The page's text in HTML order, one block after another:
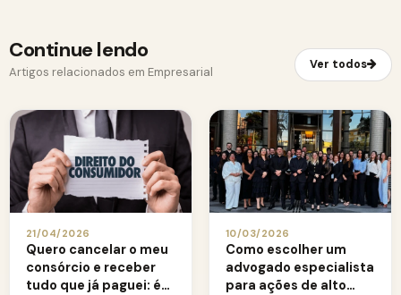
Continue lendo
Artigos relacionados em Empresarial
Ver todos
21/04/2026
Quero cancelar o meu
consórcio e receber
tudo que já paguei: é
10/03/2026
Como escolher um
advogado especialista
para ações de alto